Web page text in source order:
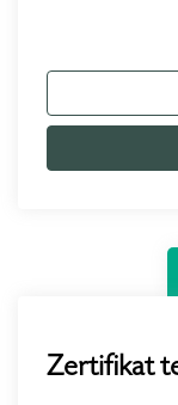
Zertifikat